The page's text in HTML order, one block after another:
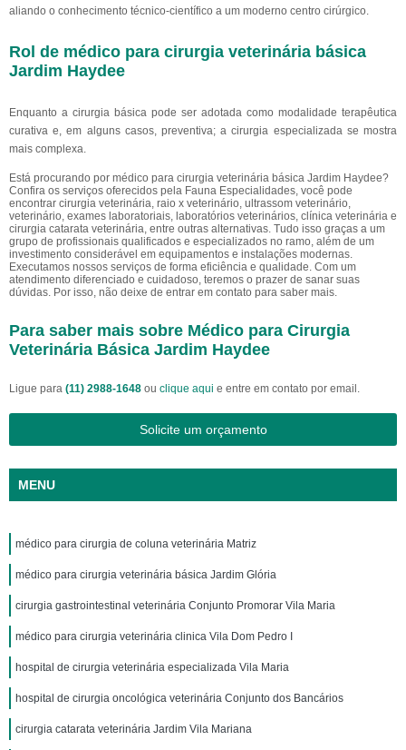
aliando o conhecimento técnico-científico a um moderno centro cirúrgico.
Rol de médico para cirurgia veterinária básica
Jardim Haydee
Enquanto a cirurgia básica pode ser adotada como modalidade terapêutica
curativa e, em alguns casos, preventiva; a cirurgia especializada se mostra
mais complexa.
Está procurando por médico para cirurgia veterinária básica Jardim Haydee?
Confira os serviços oferecidos pela Fauna Especialidades, você pode
encontrar cirurgia veterinária, raio x veterinário, ultrassom veterinário,
veterinário, exames laboratoriais, laboratórios veterinários, clínica veterinária e
cirurgia catarata veterinária, entre outras alternativas. Tudo isso graças a um
grupo de profissionais qualificados e especializados no ramo, além de um
investimento considerável em equipamentos e instalações modernas.
Executamos nossos serviços de forma eficiência e qualidade. Com um
atendimento diferenciado e cuidadoso, teremos o prazer de sanar suas
dúvidas. Por isso, não deixe de entrar em contato para saber mais.
Para saber mais sobre Médico para Cirurgia
Veterinária Básica Jardim Haydee
Ligue para (11) 2988-1648 ou clique aqui e entre em contato por email.
Solicite um orçamento
MENU
médico para cirurgia de coluna veterinária Matriz
médico para cirurgia veterinária básica Jardim Glória
cirurgia gastrointestinal veterinária Conjunto Promorar Vila Maria
médico para cirurgia veterinária clinica Vila Dom Pedro I
hospital de cirurgia veterinária especializada Vila Maria
hospital de cirurgia oncológica veterinária Conjunto dos Bancários
cirurgia catarata veterinária Jardim Vila Mariana